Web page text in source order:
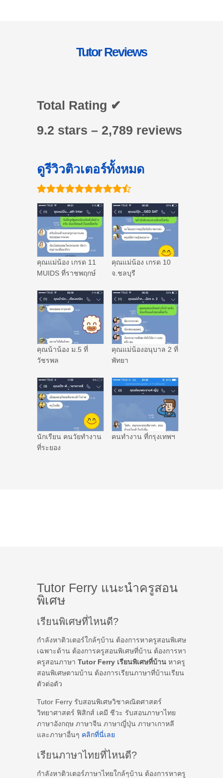
Tutor Reviews
Total Rating ✔
9.2 stars – 2,789 reviews
ดูรีวิวติวเตอร์ทั้งหมด
คุณแม่น้อง เกรด 11
MUIDS ที่ราชพฤกษ์
คุณแม่น้อง เกรด 10
จ.ชลบุรี
คุณน้าน้อง ม.5 ที่
วัชรพล
คุณแม่น้องอนุบาล 2 ที่
พัทยา
นักเรียน คนวัยทำงาน
ที่ระยอง
คนทำงาน ที่กรุงเทพฯ
Tutor Ferry แนะนำครูสอน
พิเศษ
เรียนพิเศษที่ไหนดี?
กำลังหาติวเตอร์ใกล้ๆบ้าน ต้องการหาครูสอนพิเศษ
เฉพาะด้าน ต้องการครูสอนพิเศษที่บ้าน ต้องการหา
ครูสอนภาษา Tutor Ferry เรียนพิเศษที่บ้าน หาครู
สอนพิเศษตามบ้าน ต้องการเรียนภาษาที่บ้านเรียน
ตัวต่อตัว
Tutor Ferry รับสอนพิเศษวิชาคณิตศาสตร์
วิทยาศาสตร์ ฟิสิกส์ เคมี ชีวะ รับสอนภาษาไทย
ภาษาอังกฤษ ภาษาจีน ภาษาญี่ปุ่น ภาษาเกาหลี
และภาษาอื่นๆ คลิกที่นี่เลย
เรียนภาษาไทยที่ไหนดี?
กำลังหาติวเตอร์ภาษาไทยใกล้ๆบ้าน ต้องการหาครู